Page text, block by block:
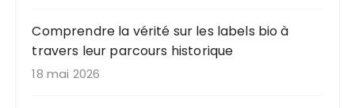
Comprendre la vérité sur les labels bio à
travers leur parcours historique
18 mai 2026